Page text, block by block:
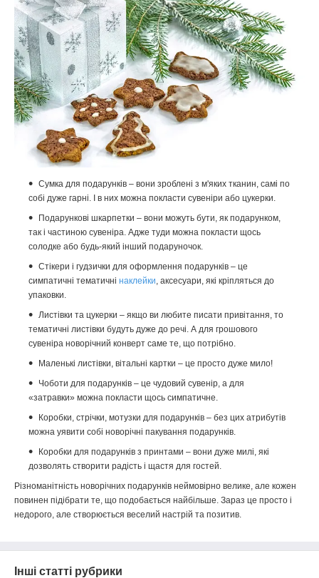
Сумка для подарунків – вони зроблені з м'яких тканин, самі по
собі дуже гарні. І в них можна покласти сувеніри або цукерки.
Подарункові шкарпетки – вони можуть бути, як подарунком,
так і частиною сувеніра. Адже туди можна покласти щось
солодке або будь-який інший подаруночок.
Стікери і гудзички для оформлення подарунків – це
симпатичні тематичні наклейки , аксесуари, які кріпляться до
упаковки.
Листівки та цукерки – якщо ви любите писати привітання, то
тематичні листівки будуть дуже до речі. А для грошового
сувеніра новорічний конверт саме те, що потрібно.
Маленькі листівки, вітальні картки – це просто дуже мило!
Чоботи для подарунків – це чудовий сувенір, а для
«затравки» можна покласти щось симпатичне.
Коробки, стрічки, мотузки для подарунків – без цих атрибутів
можна уявити собі новорічні пакування подарунків.
Коробки для подарунків з принтами – вони дуже милі, які
дозволять створити радість і щастя для гостей.
Різноманітність новорічних подарунків неймовірно велике, але кожен
повинен підібрати те, що подобається найбільше. Зараз це просто і
недорого, але створюється веселий настрій та позитив.
Інші статті рубрики